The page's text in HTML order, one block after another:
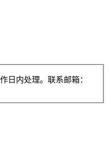
日内处理。联系邮箱：